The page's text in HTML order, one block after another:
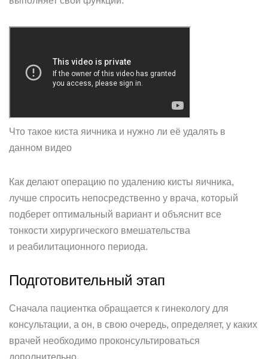
Что такое киста яичника и нужно ли её удалять в
данном видео
Как делают операцию по удалению кисты яичника,
лучше спросить непосредственно у врача, который
подберет оптимальный вариант и объяснит все
тонкости хирургического вмешательства
и реабилитационного периода.
Подготовительный этап
Сначала пациентка обращается к гинекологу для
консультации, а он, в свою очередь, определяет, у каких
врачей необходимо проконсультироваться
дополнительно.